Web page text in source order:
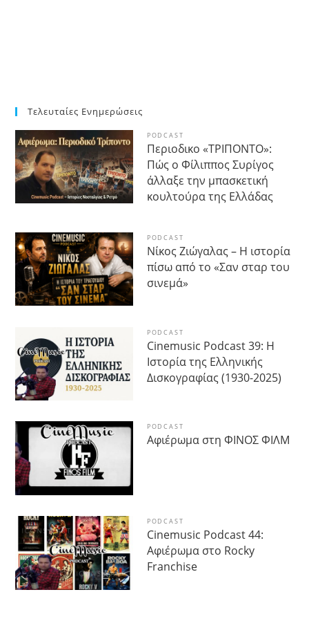
Τελευταίες Ενημερώσεις
PODCAST
Περιοδικο «ΤΡΙΠΟΝΤΟ»:
Πώς ο Φίλιππος Συρίγος
άλλαξε την μπασκετική
κουλτούρα της Ελλάδας
PODCAST
Νίκος Ζιώγαλας – Η ιστορία
πίσω από το «Σαν σταρ του
σινεμά»
PODCAST
Cinemusic Podcast 39: Η
Ιστορία της Ελληνικής
Δισκογραφίας (1930-2025)
PODCAST
Αφιέρωμα στη ΦΙΝΟΣ ΦΙΛΜ
PODCAST
Cinemusic Podcast 44:
Αφιέρωμα στο Rocky
Franchise